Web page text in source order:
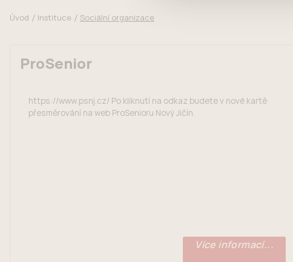
Úvod Instituce Sociální organizace
ProSenior
https://www.psnj.cz/ Po kliknutí na odkaz budete v nové kartě
přesměrování na web ProSenioru Nový Jičín.
Více informací...